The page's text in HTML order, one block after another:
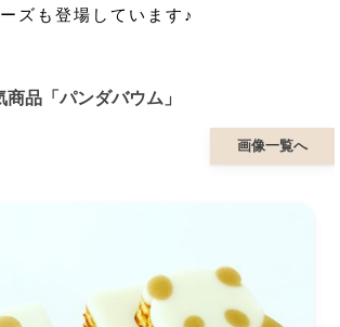
ズも登場しています♪
品「パンダバウム」
画像一覧へ